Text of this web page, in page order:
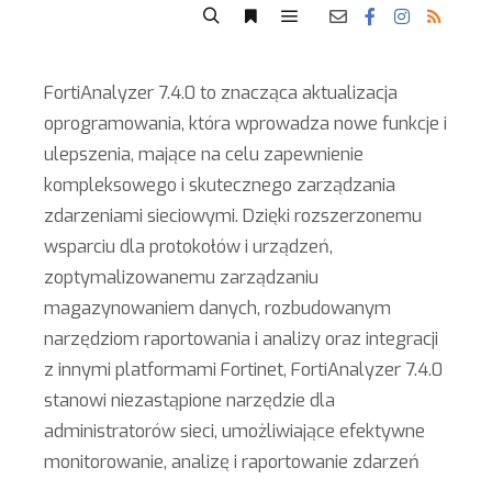
FortiAnalyzer 7.4.0 to znacząca aktualizacja
oprogramowania, która wprowadza nowe funkcje i
ulepszenia, mające na celu zapewnienie
kompleksowego i skutecznego zarządzania
zdarzeniami sieciowymi. Dzięki rozszerzonemu
wsparciu dla protokołów i urządzeń,
zoptymalizowanemu zarządzaniu
magazynowaniem danych, rozbudowanym
narzędziom raportowania i analizy oraz integracji
z innymi platformami Fortinet, FortiAnalyzer 7.4.0
stanowi niezastąpione narzędzie dla
administratorów sieci, umożliwiające efektywne
monitorowanie, analizę i raportowanie zdarzeń